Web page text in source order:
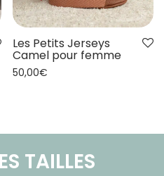
Les Petits Jerseys
Camel pour femme
50,00€
TAILLES